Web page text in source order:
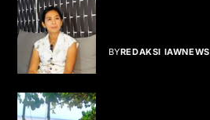
BYREDAKSI IAWNEWS